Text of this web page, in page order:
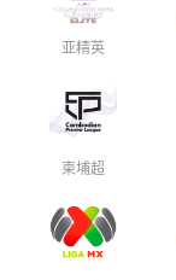
亚精英
柬埔超